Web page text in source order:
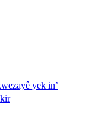
yek in’